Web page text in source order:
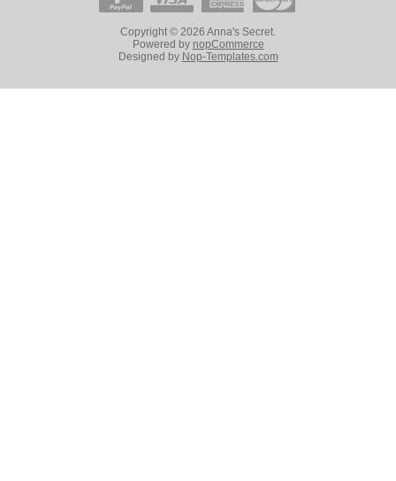
Copyright © 2026 Anna's Secret.
Powered by nopCommerce
Designed by Nop-Templates.com